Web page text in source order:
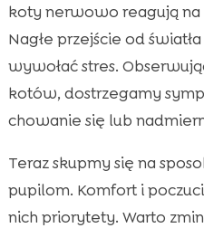
koty nerwowo reagują na
Nagłe przejście od
wywołać stres.
kotów, dostrzegamy
chowanie się lub
Teraz skupmy się na
pupilom. Komfort i
nich priorytety. Warto